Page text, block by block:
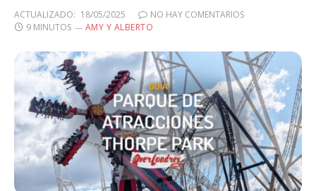
ACTUALIZADO: 18/05/2025
NO HAY COMENTARIOS
9 MINUTOS
AMY Y ALBERTO